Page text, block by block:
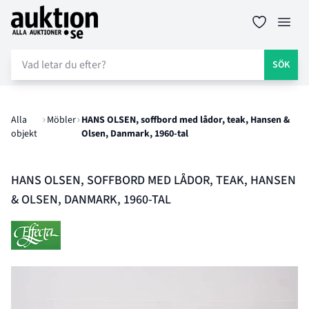
Auktion.se
SÖK
Alla
objekt
Möbler HANS OLSEN, soffbord med lådor, teak, Hansen &
Olsen, Danmark, 1960-tal
HANS OLSEN, SOFFBORD MED LÅDOR, TEAK, HANSEN
& OLSEN, DANMARK, 1960-TAL